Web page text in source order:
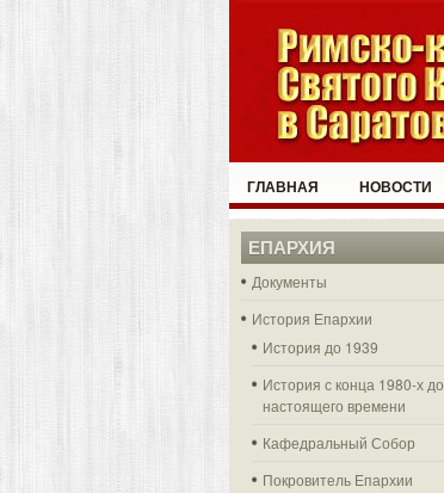
ГЛАВНАЯ НОВОСТИ
ЕПАРХИЯ
Документы
История Епархии
История до 1939
История с конца 1980-х до
настоящего времени
Кафедральный Собор
Покровитель Епархии